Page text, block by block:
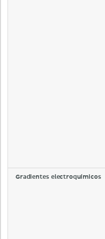
Gradientes electroquímicos